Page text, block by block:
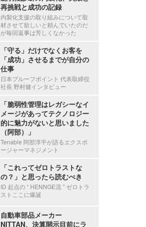
再挑戦と成功の記録
内製化支援の取り組みについて取
材させて欲しいと頼んでいたのだ
が毎回返事は芳しくなかった
「守る」だけでなくお客を
「成功」させるまでが自分の
仕事
日本プルーフポイント 代表取締役
社長 野村健インタビュー
「脆弱性管理はレガシーなイ
メージがあってテクノロジー
的に魅力がないと思いました
（阿部）」
Tenable 阿部淳平が語るエクスポ
ージャーマネジメント
「これってゼロトラストな
の？」と思ったら読むべき
ID 起点の “ HENNGE流 ” ゼロトラ
ストここに爆誕
自動車部品メーカー
NITTAN、決算開示目前にラ